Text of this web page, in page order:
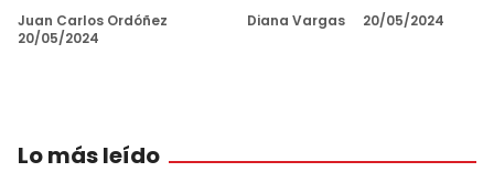
Juan Carlos Ordóñez
20/05/2024
Diana Vargas 20/05/2024
Lo más leído